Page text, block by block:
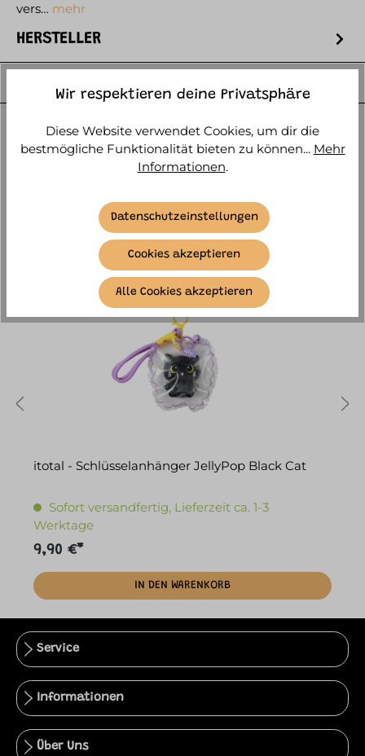
vers… mehr
HERSTELLER
ÄHNLICHE ARTIKEL
itotal - Schlüsselanhänger JellyPop Black Cat
Sofort versandfertig, Lieferzeit ca. 1-3
Werktage
9,90 €*
IN DEN WARENKORB
Service
Informationen
Über Uns
Wir respektieren deine Privatsphäre
Diese Website verwendet Cookies, um dir die
bestmögliche Funktionalität bieten zu können... Mehr
Informationen.
Datenschutzeinstellungen
Cookies akzeptieren
Alle Cookies akzeptieren